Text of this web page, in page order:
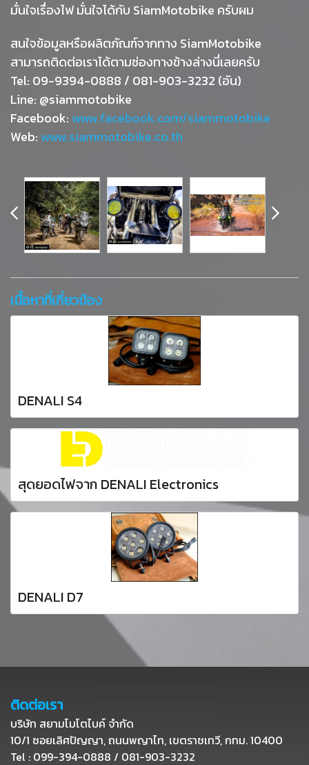
มั่นใจเรื่องไฟ มั่นใจได้กับ SiamMotobike ครับผม
สนใจข้อมูลหรือผลิตภัณฑ์จากทาง SiamMotobike
สามารถติดต่อเราได้ตามช่องทางข้างล่างนี่เลยครับ
Tel: 09-9394-0888 / 081-903-3232 (อัน)
Line: @siammotobike
Facebook: www.facebook.com/siammotobike
Web: www.siammotobike.co.th
เนื้อหาที่เกี่ยวข้อง
DENALI S4
สุดยอดไฟจาก DENALI Electronics
DENALI D7
ติดต่อเรา
บริษัท สยามโมโตไบค์ จำกัด
10/1 ซอยเลิศปัญญา, ถนนพญาไท, เขตราชเทวี, กทม. 10400
Tel : 099-394-0888 / 081-903-3232